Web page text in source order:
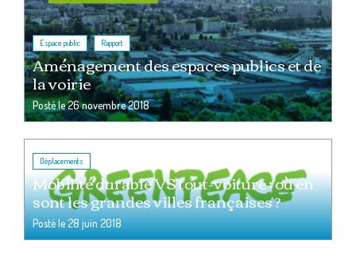
Espace public , Rapport
Aménagement des espaces publics et de
la voirie
Posté le26 novembre 2018
Déplacements
Mobilité durable VS tout-voiture : où en
sont les grandes villes françaises ?
Posté le28 juin 2018